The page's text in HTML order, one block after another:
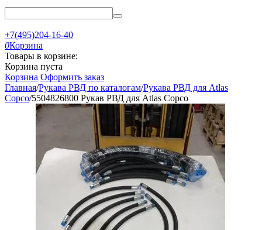
+7(495)204-16-40
0Корзина
Товары в корзине:
Корзина пуста
Корзина Оформить заказ
Главная/Рукава РВД по каталогам/Рукава РВД для Atlas
Copco/5504826800 Рукав РВД для Atlas Copco